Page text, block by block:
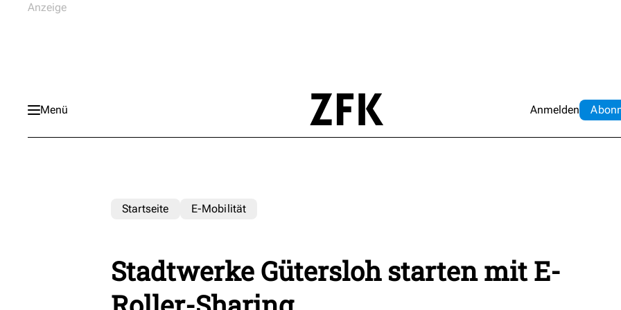
Menü Anmelden Abo
Startseite E-Mobilität
Stadtwerke Gütersloh starten mit E-